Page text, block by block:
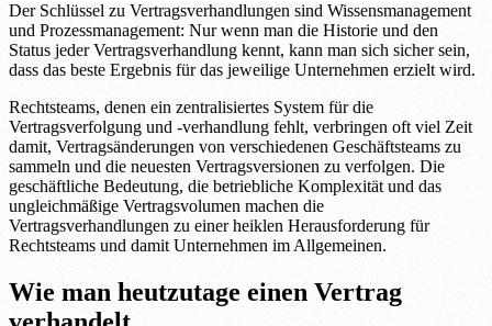
Der Schlüssel zu Vertragsverhandlungen sind Wissensmanagement
und Prozessmanagement: Nur wenn man die Historie und den
Status jeder Vertragsverhandlung kennt, kann man sich sicher sein,
dass das beste Ergebnis für das jeweilige Unternehmen erzielt wird.
Rechtsteams, denen ein zentralisiertes System für die
Vertragsverfolgung und -verhandlung fehlt, verbringen oft viel Zeit
damit, Vertragsänderungen von verschiedenen Geschäftsteams zu
sammeln und die neuesten Vertragsversionen zu verfolgen. Die
geschäftliche Bedeutung, die betriebliche Komplexität und das
ungleichmäßige Vertragsvolumen machen die
Vertragsverhandlungen zu einer heiklen Herausforderung für
Rechtsteams und damit Unternehmen im Allgemeinen.
Wie man heutzutage einen Vertrag